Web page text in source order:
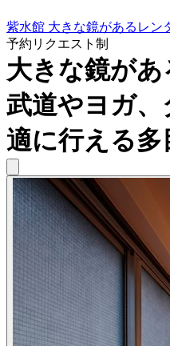
紫水館 大きな鏡があるレン
予約リクエスト制
大きな鏡があ
武道やヨガ
適に行える多